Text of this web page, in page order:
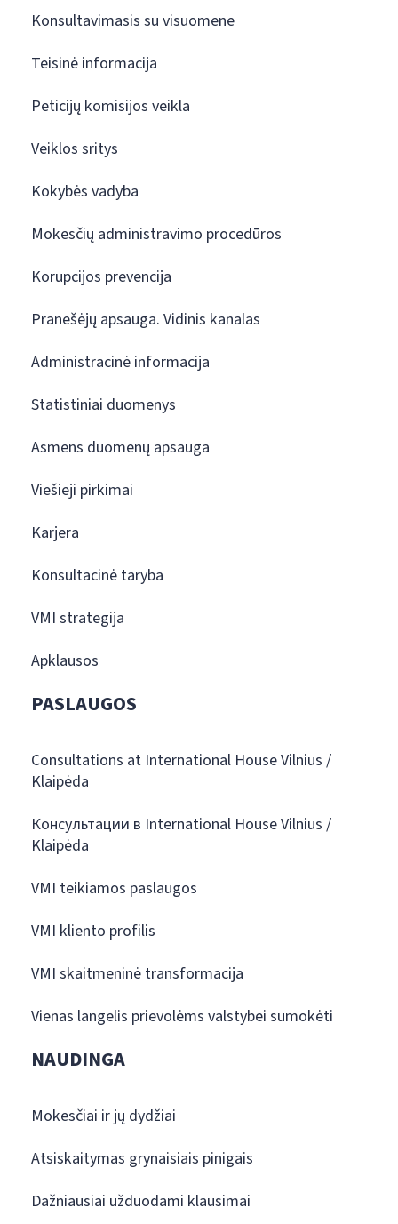
Konsultavimasis su visuomene
Teisinė informacija
Peticijų komisijos veikla
Veiklos sritys
Kokybės vadyba
Mokesčių administravimo procedūros
Korupcijos prevencija
Pranešėjų apsauga. Vidinis kanalas
Administracinė informacija
Statistiniai duomenys
Asmens duomenų apsauga
Viešieji pirkimai
Karjera
Konsultacinė taryba
VMI strategija
Apklausos
PASLAUGOS
Consultations at International House Vilnius /
Klaipėda
Консультации в International House Vilnius /
Klaipėda
VMI teikiamos paslaugos
VMI kliento profilis
VMI skaitmeninė transformacija
Vienas langelis prievolėms valstybei sumokėti
NAUDINGA
Mokesčiai ir jų dydžiai
Atsiskaitymas grynaisiais pinigais
Dažniausiai užduodami klausimai